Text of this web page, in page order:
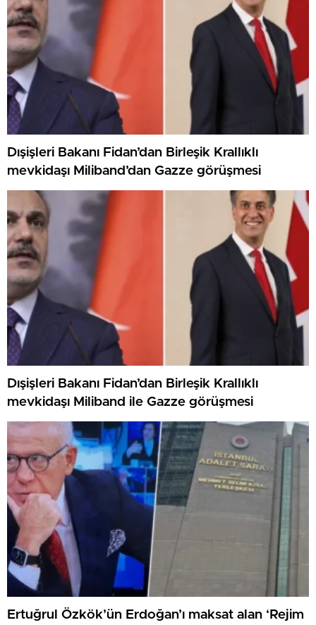
Dışişleri Bakanı Fidan’dan Birleşik Krallıklı
mevkidaşı Miliband’dan Gazze görüşmesi
Dışişleri Bakanı Fidan’dan Birleşik Krallıklı
mevkidaşı Miliband ile Gazze görüşmesi
Ertuğrul Özkök’ün Erdoğan’ı maksat alan ‘Rejim